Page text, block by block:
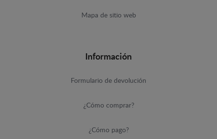
Mapa de sitio web
Información
Formulario de devolución
¿Cómo comprar?
¿Cómo pago?